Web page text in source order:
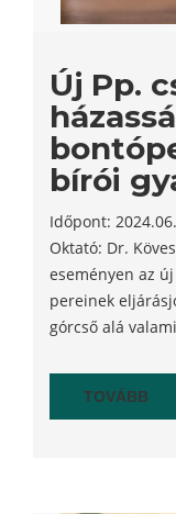
Új Pp.
bírói
Időpont:
Oktató: Dr.
eseményen az
pereinek
górcső alá
TOVÁBB